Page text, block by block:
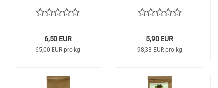
6,50 EUR
65,00 EUR pro kg
5,90 EUR
98,33 EUR pro kg